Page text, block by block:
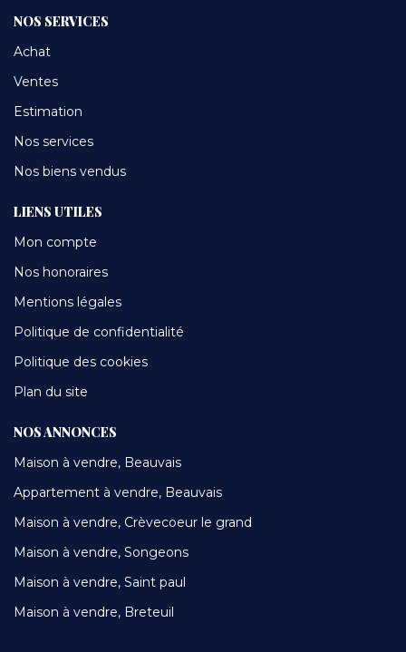
NOS SERVICES
Achat
Ventes
Estimation
Nos services
Nos biens vendus
LIENS UTILES
Mon compte
Nos honoraires
Mentions légales
Politique de confidentialité
Politique des cookies
Plan du site
NOS ANNONCES
Maison à vendre, Beauvais
Appartement à vendre, Beauvais
Maison à vendre, Crèvecoeur le grand
Maison à vendre, Songeons
Maison à vendre, Saint paul
Maison à vendre, Breteuil